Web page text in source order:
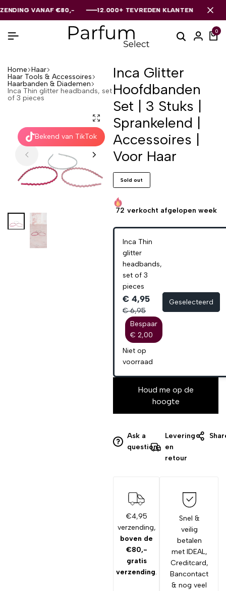
VANAF €80,- 12.000+ TEVREDEN KLANTEN
VANAF €80,- 12.000+ TEVREDEN KLANTEN
VANAF €80,- 12.000+ TEVREDEN KLANTEN
0
Home Haar
Haar Tools & Accessoires
Haarbanden & Diademen
Inca Thin glitter headbands, set
of 3 pieces
Bekend van TikTok
Inca Glitter
Hoofdbanden
Set | 3 Stuks |
Sprankelend |
Accessoires |
Voor Haar
Sold out
72 verkocht afgelopen week
Inca Thin
glitter
headbands,
set of 3
pieces
€ 4,95
€ 6,95
Bespaar
€ 2,00
Niet op
voorraad
Geselecteerd
Houd me op de
hoogte
Ask a
question
Levering
en
retour
€4,95
verzending,
boven de
€80,-
gratis
verzending.
Snel &
veilig
betalen
met IDEAL,
Creditcard,
Bancontact
& nog veel